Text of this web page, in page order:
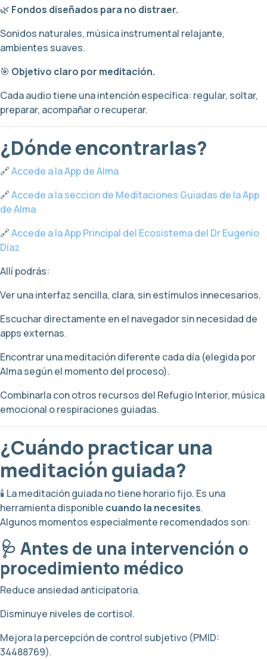
🌿 Fondos diseñados para no distraer.
Sonidos naturales, música instrumental relajante,
ambientes suaves.
🎯 Objetivo claro por meditación.
Cada audio tiene una intención específica: regular, soltar,
preparar, acompañar o recuperar.
¿Dónde encontrarlas?
🔗Accede a la App de Alma
🔗Accede a la seccion de Meditaciones Guiadas de la App
de Alma
🔗Accede a la App Principal del Ecosistema del Dr Eugenio
Díaz
Allí podrás:
Ver una interfaz sencilla, clara, sin estímulos innecesarios.
Escuchar directamente en el navegador sin necesidad de
apps externas.
Encontrar una meditación diferente cada día (elegida por
Alma según el momento del proceso).
Combinarla con otros recursos del Refugio Interior, música
emocional o respiraciones guiadas.
¿Cuándo practicar una
meditación guiada?
🕯️ La meditación guiada no tiene horario fijo. Es una
herramienta disponible cuando la necesites.
Algunos momentos especialmente recomendados son:
🩺 Antes de una intervención o
procedimiento médico
Reduce ansiedad anticipatoria.
Disminuye niveles de cortisol.
Mejora la percepción de control subjetivo (PMID:
34488769).